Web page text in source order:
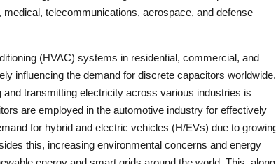
telecommunications, aerospace, and defense
(HVAC) systems in residential, commercial, and
influencing the demand for discrete capacitors
transmitting electricity across various industries is
are employed in the automotive industry for effectively
for hybrid and electric vehicles (H/EVs) due to
this, increasing environmental concerns and energy